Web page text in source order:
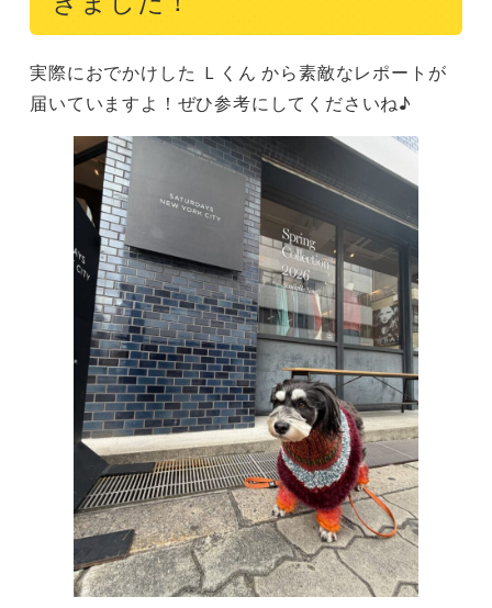
実際におでかけした Ｌくん から素敵なレポートが
届いていますよ！ぜひ参考にしてくださいね♪